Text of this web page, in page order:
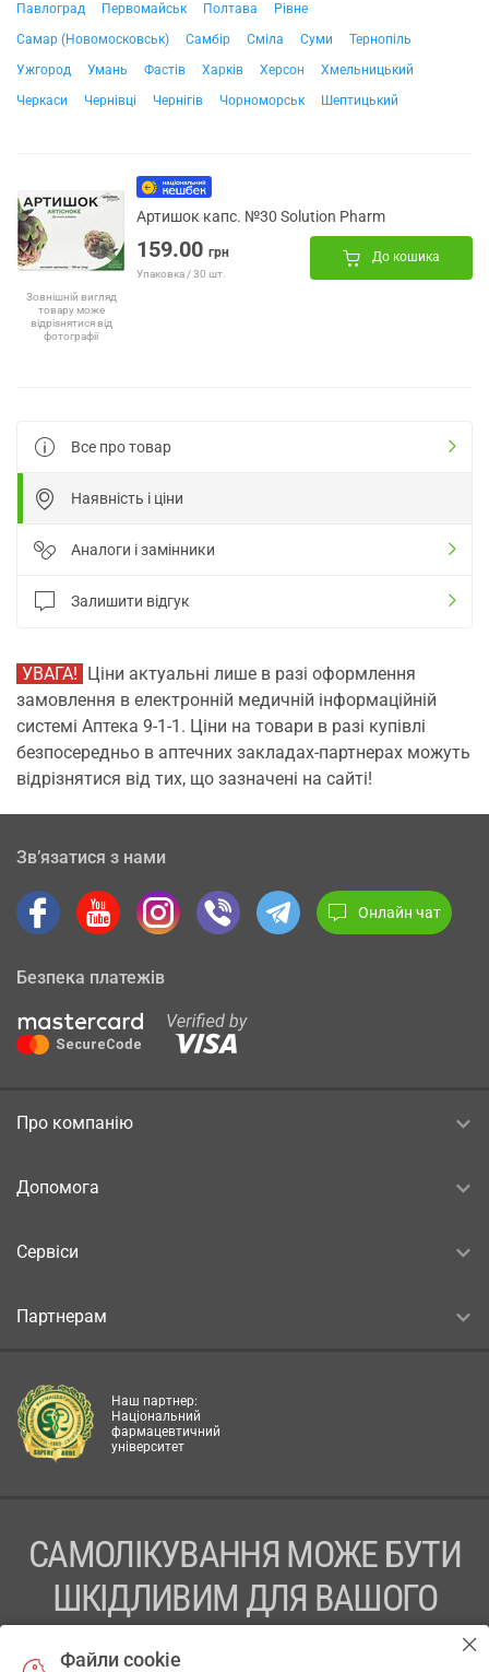
Павлоград
Первомайськ Полтава
Рівне
Самар (Новомосковськ)
Самбір Сміла Суми
Тернопіль
Ужгород
Умань Фастів Харків Херсон
Хмельницький
Черкаси
Чернівці Чернігів Чорноморськ Шептицький
Зовнішній вигляд
товару може
відрізнятися від
фотографії
Артишок капс. №30 Solution Pharm
159.00 грн
Упаковка / 30 шт.
До кошика
Все про товар
Наявність і ціни
Аналоги і замінники
Залишити відгук
УВАГА! Ціни актуальні лише в разі оформлення
замовлення в електронній медичній інформаційній
системі Аптека 9-1-1. Ціни на товари в разі купівлі
безпосередньо в аптечних закладах-партнерах можуть
відрізнятися від тих, що зазначені на сайті!
Зв’язатися з нами
Онлайн чат
Безпека платежів
Про компанію
Допомога
Сервіси
Партнерам
Наш партнер:
Національний
фармацевтичний
університет
САМОЛІКУВАННЯ МОЖЕ БУТИ
ШКІДЛИВИМ ДЛЯ ВАШОГО
Файли cookie